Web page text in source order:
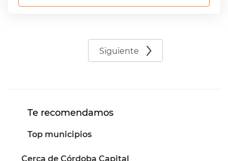
Siguiente
Te recomendamos
Top municipios
Cerca de Córdoba Capital